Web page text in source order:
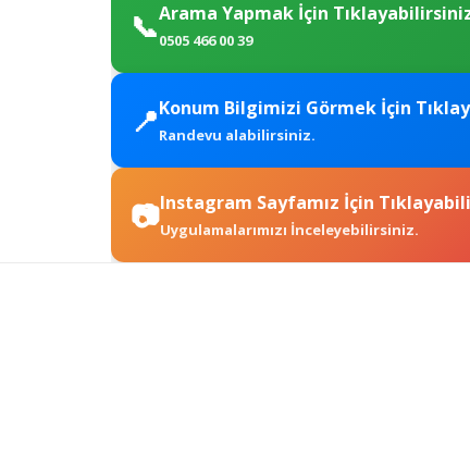
📞Arama Yapmak İçin
0505 466 00 39
📍Konum Bilgimizi Görmek İçin
Randevu alabilirsiniz.
📷Instagram Sayfamız İçin
Uygulamalarımızı İnceleyebilirsiniz.